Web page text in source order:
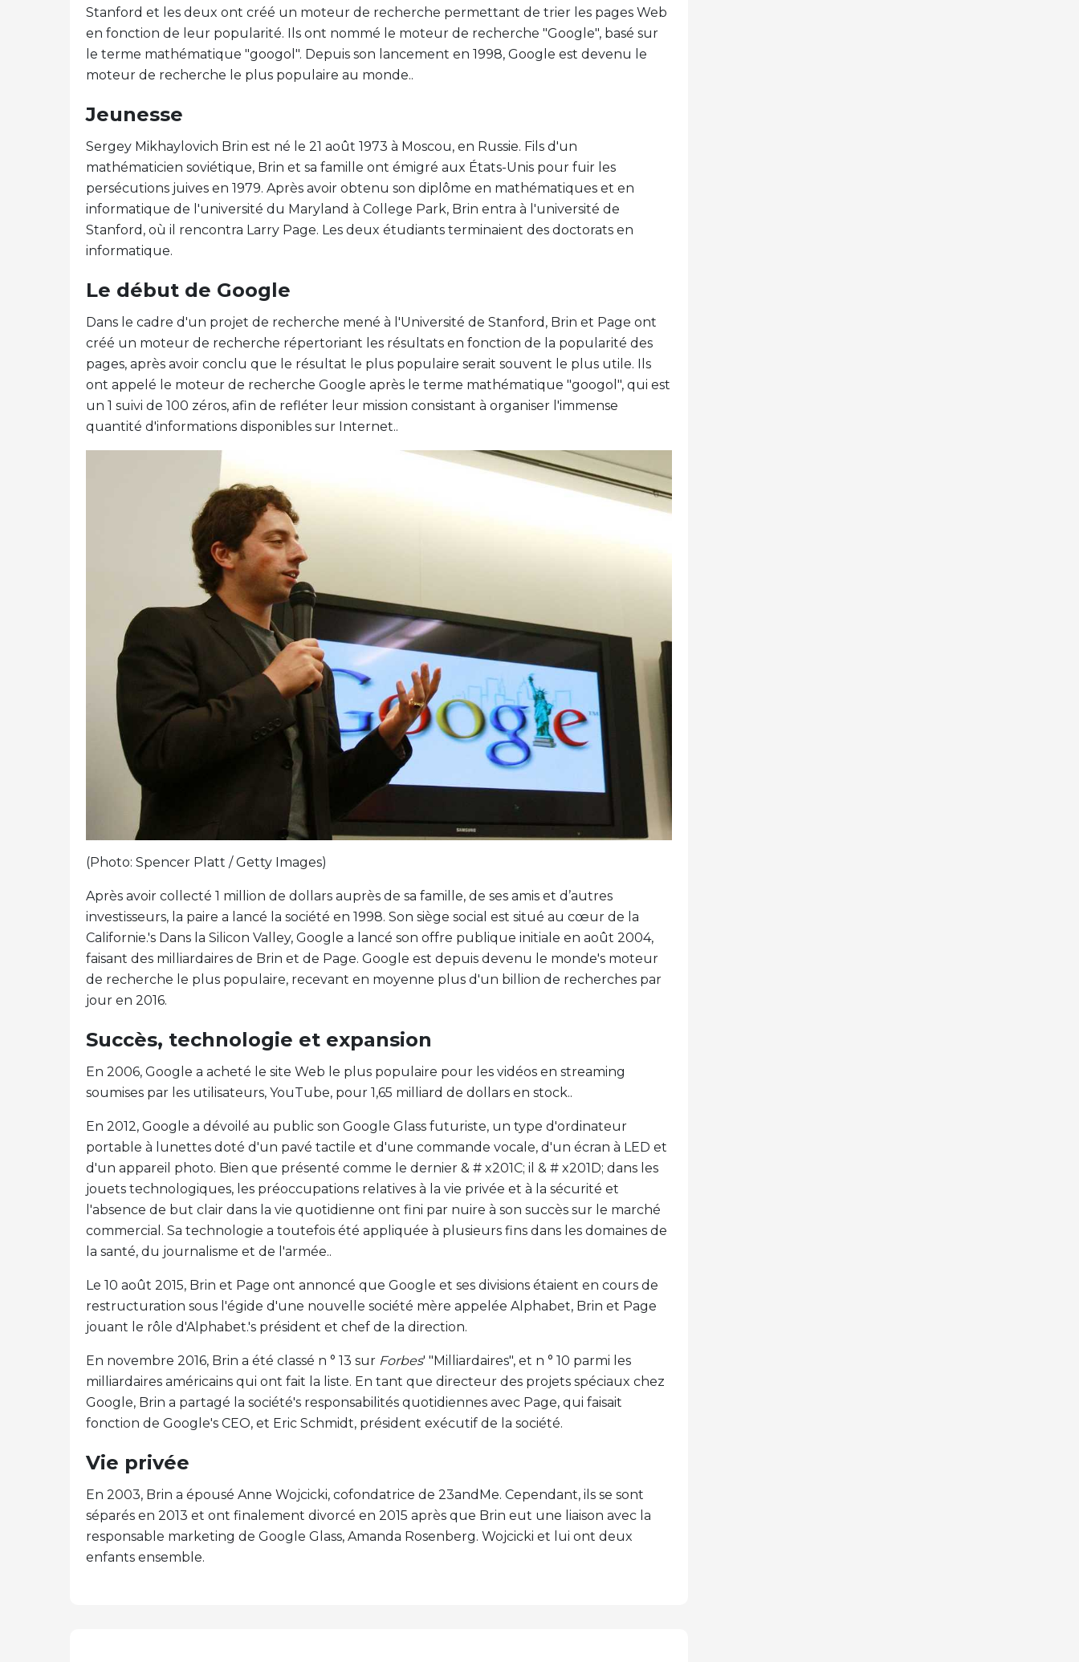
Stanford et les deux ont créé un moteur de recherche permettant de trier les pages Web
en fonction de leur popularité. Ils ont nommé le moteur de recherche "Google", basé sur
le terme mathématique "googol". Depuis son lancement en 1998, Google est devenu le
moteur de recherche le plus populaire au monde..
Jeunesse
Sergey Mikhaylovich Brin est né le 21 août 1973 à Moscou, en Russie. Fils d'un
mathématicien soviétique, Brin et sa famille ont émigré aux États-Unis pour fuir les
persécutions juives en 1979. Après avoir obtenu son diplôme en mathématiques et en
informatique de l'université du Maryland à College Park, Brin entra à l'université de
Stanford, où il rencontra Larry Page. Les deux étudiants terminaient des doctorats en
informatique.
Le début de Google
Dans le cadre d'un projet de recherche mené à l'Université de Stanford, Brin et Page ont
créé un moteur de recherche répertoriant les résultats en fonction de la popularité des
pages, après avoir conclu que le résultat le plus populaire serait souvent le plus utile. Ils
ont appelé le moteur de recherche Google après le terme mathématique "googol", qui est
un 1 suivi de 100 zéros, afin de refléter leur mission consistant à organiser l'immense
quantité d'informations disponibles sur Internet..
(Photo: Spencer Platt / Getty Images)
Après avoir collecté 1 million de dollars auprès de sa famille, de ses amis et d’autres
investisseurs, la paire a lancé la société en 1998. Son siège social est situé au cœur de la
Californie.'s Dans la Silicon Valley, Google a lancé son offre publique initiale en août 2004,
faisant des milliardaires de Brin et de Page. Google est depuis devenu le monde's moteur
de recherche le plus populaire, recevant en moyenne plus d'un billion de recherches par
jour en 2016.
Succès, technologie et expansion
En 2006, Google a acheté le site Web le plus populaire pour les vidéos en streaming
soumises par les utilisateurs, YouTube, pour 1,65 milliard de dollars en stock..
En 2012, Google a dévoilé au public son Google Glass futuriste, un type d'ordinateur
portable à lunettes doté d'un pavé tactile et d'une commande vocale, d'un écran à LED et
d'un appareil photo. Bien que présenté comme le dernier & # x201C; il & # x201D; dans les
jouets technologiques, les préoccupations relatives à la vie privée et à la sécurité et
l'absence de but clair dans la vie quotidienne ont fini par nuire à son succès sur le marché
commercial. Sa technologie a toutefois été appliquée à plusieurs fins dans les domaines de
la santé, du journalisme et de l'armée..
Le 10 août 2015, Brin et Page ont annoncé que Google et ses divisions étaient en cours de
restructuration sous l'égide d'une nouvelle société mère appelée Alphabet, Brin et Page
jouant le rôle d'Alphabet.'s président et chef de la direction.
En novembre 2016, Brin a été classé n ° 13 sur Forbes' "Milliardaires", et n ° 10 parmi les
milliardaires américains qui ont fait la liste. En tant que directeur des projets spéciaux chez
Google, Brin a partagé la société's responsabilités quotidiennes avec Page, qui faisait
fonction de Google's CEO, et Eric Schmidt, président exécutif de la société.
Vie privée
En 2003, Brin a épousé Anne Wojcicki, cofondatrice de 23andMe. Cependant, ils se sont
séparés en 2013 et ont finalement divorcé en 2015 après que Brin eut une liaison avec la
responsable marketing de Google Glass, Amanda Rosenberg. Wojcicki et lui ont deux
enfants ensemble.